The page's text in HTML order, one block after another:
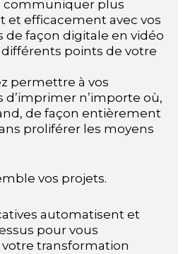
communiquer plus
et efficacement avec vos
de façon digitale en vidéo
points de votre
permettre à vos
d’imprimer n’importe où,
de façon entièrement
proliférer les moyens
vos projets.
automatisent et
pour vous
transformation